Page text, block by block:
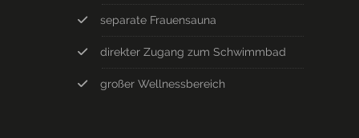
separate Frauensauna
direkter Zugang zum Schwimmbad
großer Wellnessbereich